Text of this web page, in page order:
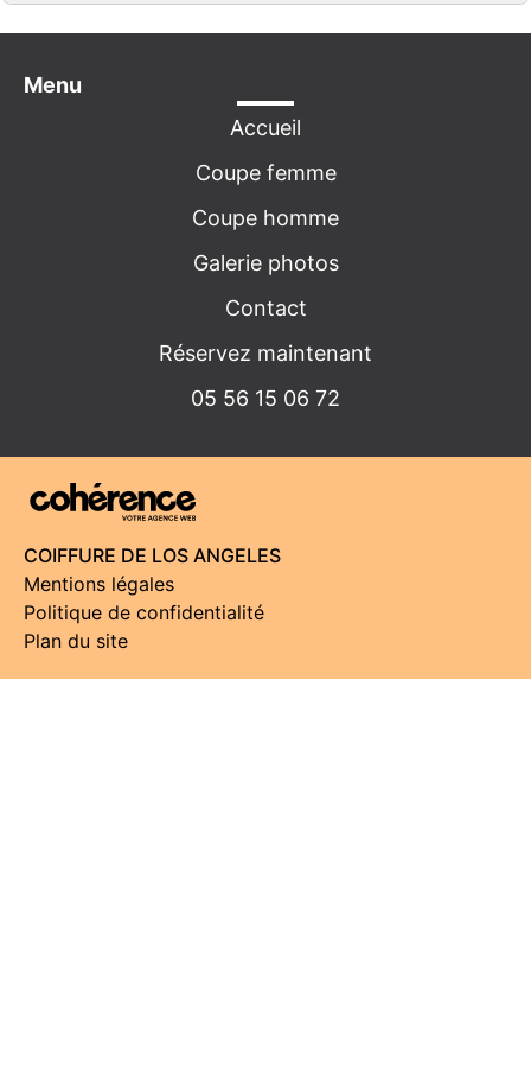
Menu
Accueil
Coupe femme
Coupe homme
Galerie photos
Contact
Réservez maintenant
05 56 15 06 72
COIFFURE DE LOS ANGELES
Mentions légales
Politique de confidentialité
Plan du site